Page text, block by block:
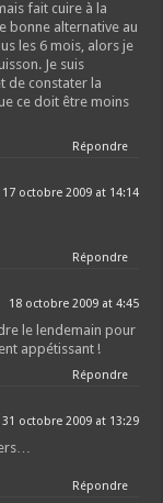
fait cuire à la
bonne alternative au
les 6 mois, alors je
Je suis
de constater la
ce doit être moins
Répondre
17 octobre 2009 at 14:14
Répondre
18 octobre 2009 at 4:45
le lendemain pour
appétissant !
Répondre
31 octobre 2009 at 13:29
Répondre